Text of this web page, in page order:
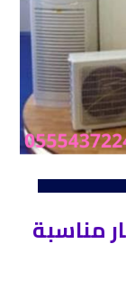
مناسبة